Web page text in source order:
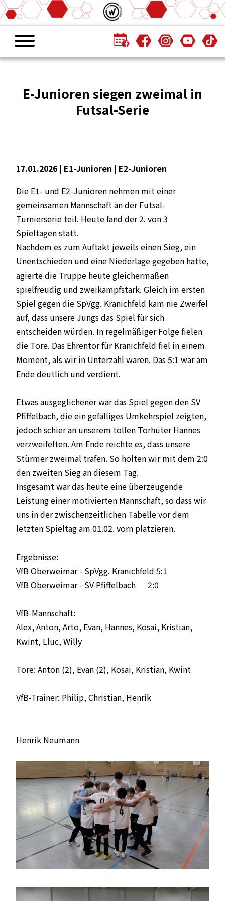
E-Junioren siegen zweimal in
Futsal-Serie
17.01.2026 | E1-Junioren | E2-Junioren
Die E1- und E2-Junioren nehmen mit einer
gemeinsamen Mannschaft an der Futsal-
Turnierserie teil. Heute fand der 2. von 3
Spieltagen statt.
Nachdem es zum Auftakt jeweils einen Sieg, ein
Unentschieden und eine Niederlage gegeben hatte,
agierte die Truppe heute gleichermaßen
spielfreudig und zweikampfstark. Gleich im ersten
Spiel gegen die SpVgg. Kranichfeld kam nie Zweifel
auf, dass unsere Jungs das Spiel für sich
entscheiden würden. In regelmäßiger Folge fielen
die Tore. Das Ehrentor für Kranichfeld fiel in einem
Moment, als wir in Unterzahl waren. Das 5:1 war am
Ende deutlich und verdient.
Etwas ausgeglichener war das Spiel gegen den SV
Pfiffelbach, die ein gefälliges Umkehrspiel zeigten,
jedoch schier an unserem tollen Torhüter Hannes
verzweifelten. Am Ende reichte es, dass unsere
Stürmer zweimal trafen. So holten wir mit dem 2:0
den zweiten Sieg an diesem Tag.
Insgesamt war das heute eine überzeugende
Leistung einer motivierten Mannschaft, so dass wir
uns in der zwischenzeitlichen Tabelle vor dem
letzten Spieltag am 01.02. vorn platzieren.
Ergebnisse:
VfB Oberweimar - SpVgg. Kranichfeld 5:1
VfB Oberweimar - SV Pfiffelbach 2:0
VfB-Mannschaft:
Alex, Anton, Arto, Evan, Hannes, Kosai, Kristian,
Kwint, Lluc, Willy
Tore: Anton (2), Evan (2), Kosai, Kristian, Kwint
VfB-Trainer: Philip, Christian, Henrik
Henrik Neumann